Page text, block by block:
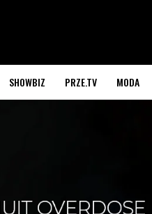
SHOWBIZ PRZE.TV MODA